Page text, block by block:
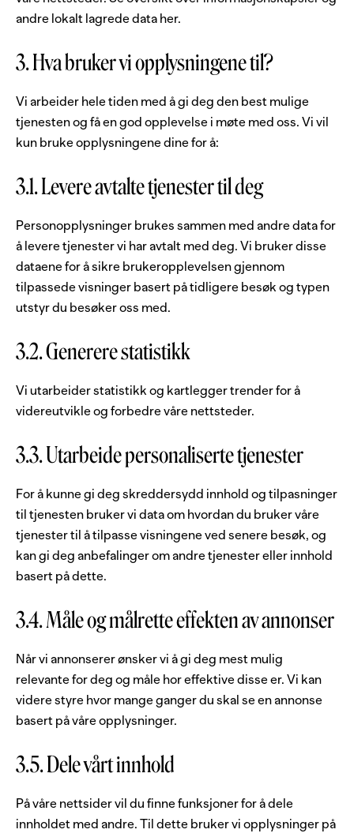
andre lokalt lagrede data her.
3. Hva bruker vi opplysningene til?
Vi arbeider hele tiden med å gi deg den best mulige
tjenesten og få en god opplevelse i møte med oss. Vi vil
kun bruke opplysningene dine for å:
3.1. Levere avtalte tjenester til deg
Personopplysninger brukes sammen med andre data for
å levere tjenester vi har avtalt med deg. Vi bruker disse
dataene for å sikre brukeropplevelsen gjennom
tilpassede visninger basert på tidligere besøk og typen
utstyr du besøker oss med.
3.2. Generere statistikk
Vi utarbeider statistikk og kartlegger trender for å
videreutvikle og forbedre våre nettsteder.
3.3. Utarbeide personaliserte tjenester
For å kunne gi deg skreddersydd innhold og tilpasninger
til tjenesten bruker vi data om hvordan du bruker våre
tjenester til å tilpasse visningene ved senere besøk, og
kan gi deg anbefalinger om andre tjenester eller innhold
basert på dette.
3.4. Måle og målrette effekten av annonser
Når vi annonserer ønsker vi å gi deg mest mulig
relevante for deg og måle hor effektive disse er. Vi kan
videre styre hvor mange ganger du skal se en annonse
basert på våre opplysninger.
3.5. Dele vårt innhold
På våre nettsider vil du finne funksjoner for å dele
innholdet med andre. Til dette bruker vi opplysninger på